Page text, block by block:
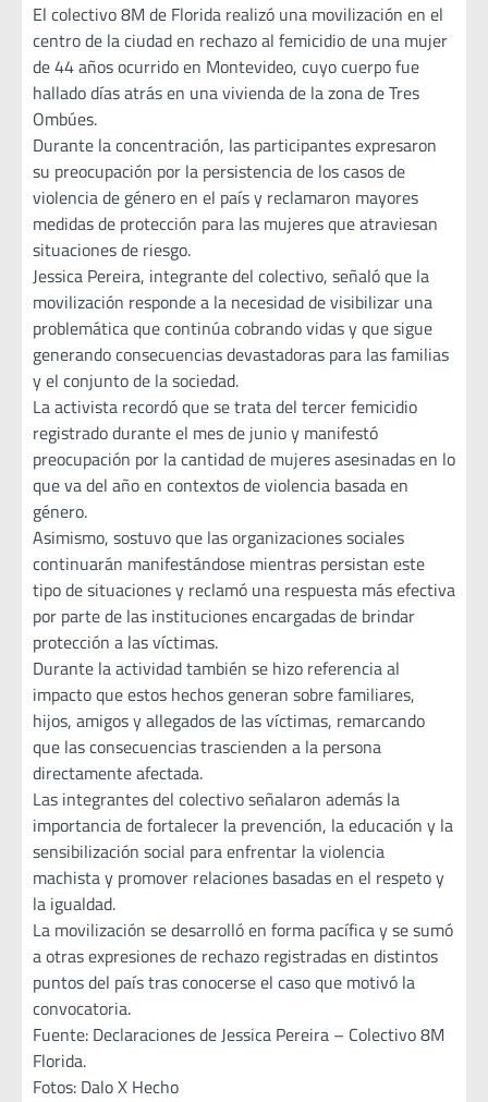
El colectivo 8M de Florida realizó una movilización en el
centro de la ciudad en rechazo al femicidio de una mujer
de 44 años ocurrido en Montevideo, cuyo cuerpo fue
hallado días atrás en una vivienda de la zona de Tres
Ombúes.
Durante la concentración, las participantes expresaron
su preocupación por la persistencia de los casos de
violencia de género en el país y reclamaron mayores
medidas de protección para las mujeres que atraviesan
situaciones de riesgo.
Jessica Pereira, integrante del colectivo, señaló que la
movilización responde a la necesidad de visibilizar una
problemática que continúa cobrando vidas y que sigue
generando consecuencias devastadoras para las familias
y el conjunto de la sociedad.
La activista recordó que se trata del tercer femicidio
registrado durante el mes de junio y manifestó
preocupación por la cantidad de mujeres asesinadas en lo
que va del año en contextos de violencia basada en
género.
Asimismo, sostuvo que las organizaciones sociales
continuarán manifestándose mientras persistan este
tipo de situaciones y reclamó una respuesta más efectiva
por parte de las instituciones encargadas de brindar
protección a las víctimas.
Durante la actividad también se hizo referencia al
impacto que estos hechos generan sobre familiares,
hijos, amigos y allegados de las víctimas, remarcando
que las consecuencias trascienden a la persona
directamente afectada.
Las integrantes del colectivo señalaron además la
importancia de fortalecer la prevención, la educación y la
sensibilización social para enfrentar la violencia
machista y promover relaciones basadas en el respeto y
la igualdad.
La movilización se desarrolló en forma pacífica y se sumó
a otras expresiones de rechazo registradas en distintos
puntos del país tras conocerse el caso que motivó la
convocatoria.
Fuente: Declaraciones de Jessica Pereira – Colectivo 8M
Florida.
Fotos: Dalo X Hecho